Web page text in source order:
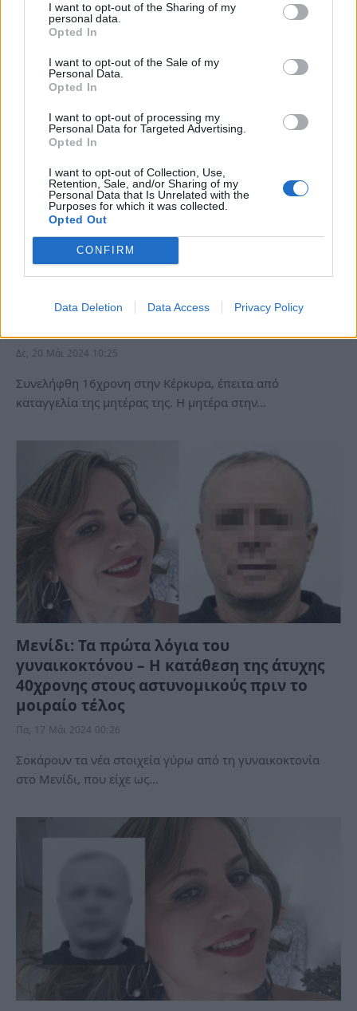
I want to opt-out of the Sharing of my
personal data.
Opted In
I want to opt-out of the Sale of my
Personal Data.
Opted In
I want to opt-out of processing my
Personal Data for Targeted Advertising.
Opted In
I want to opt-out of Collection, Use,
Retention, Sale, and/or Sharing of my
Personal Data that Is Unrelated with the
Purposes for which it was collected.
Opted Out
CONFIRM
Data Deletion Data Access Privacy Policy
Δε, 17 Ιούν 2024 20:50
Απόστολου Λύτρα, Σοφία…
Κέρκυρα: Μητέρα κατήγγειλε τη 16χρονη
Δε, 20 Μάι 2024 10:25
Συνελήφθη 16χρονη στην Κέρκυρα, έπειτα από
καταγγελία της μητέρας της. Η μητέρα στην…
Μενίδι: Τα πρώτα λόγια του
γυναικοκτόνου – Η κατάθεση της άτυχης
40χρονης στους αστυνομικούς πριν το
μοιραίο τέλος
Πα, 17 Μάι 2024 00:26
Σοκάρουν τα νέα στοιχεία γύρω από τη γυναικοκτονία
στο Μενίδι, που είχε ως…